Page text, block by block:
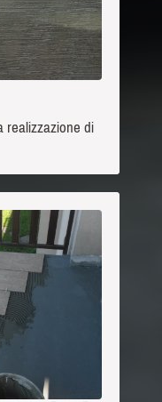
realizzazione di